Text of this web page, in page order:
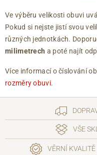
Ve výběru velikosti obuvi
Pokud si nejste jistí svou
různých jednotkách.
milimetrech a poté najít
Více informací o číslování
rozměry obuvi.
VŠE
VĚRNÍ